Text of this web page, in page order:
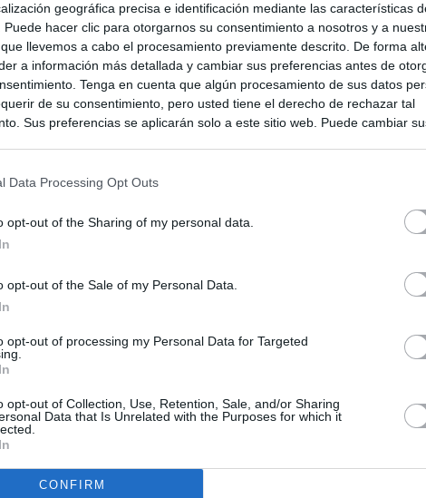
geográfica precisa e identificación mediante las características
Puede hacer clic para otorgarnos su consentimiento a nosotros y a
llevemos a cabo el procesamiento previamente descrito. De forma
a información más detallada y cambiar sus preferencias antes de
Tenga en cuenta que algún procesamiento de sus datos
de su consentimiento, pero usted tiene el derecho de rechazar tal
Sus preferencias se aplicarán solo a este sitio web. Puede cambiar
Data Processing Opt Outs
opt-out of the Sharing of my personal data.
opt-out of the Sale of my Personal Data.
opt-out of processing my Personal Data for Targeted
opt-out of Collection, Use, Retention, Sale, and/or Sharing
Data that Is Unrelated with the Purposes for which it
CONFIRM
Ayuso no puede destinar directamente la venta del ático de
por los incendios
cómo ha cambiado su discurso sobre el ático de la
en una semana